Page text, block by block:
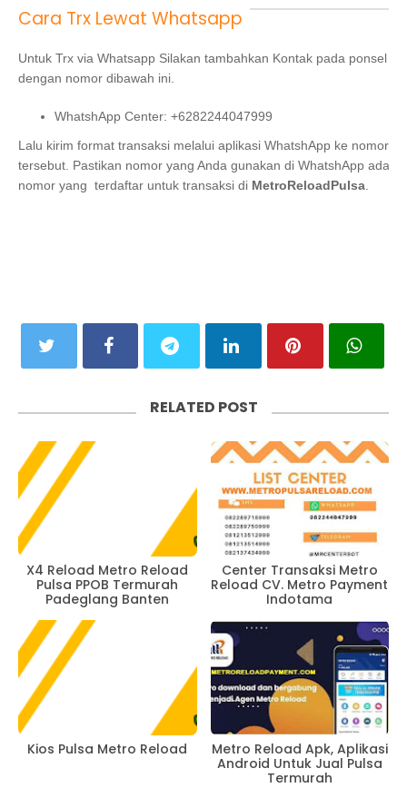
Cara Trx Lewat Whatsapp
Untuk Trx via Whatsapp Silakan tambahkan Kontak pada ponsel
dengan nomor dibawah ini.
WhatshApp Center: +6282244047999
Lalu kirim format transaksi melalui aplikasi WhatshApp ke nomor
tersebut. Pastikan nomor yang Anda gunakan di WhatshApp adalah
nomor yang terdaftar untuk transaksi di MetroReloadPulsa.
RELATED POST
X4 Reload Metro Reload
Pulsa PPOB Termurah
Padeglang Banten
Center Transaksi Metro
Reload CV. Metro Payment
Indotama
Kios Pulsa Metro Reload
Metro Reload Apk, Aplikasi
Android Untuk Jual Pulsa
Termurah